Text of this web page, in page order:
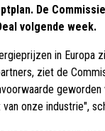
De
volgende week.
in Europa
ziet de
geworden
onze industrie",